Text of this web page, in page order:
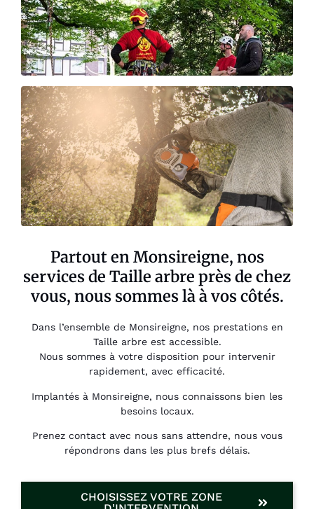
Partout en Monsireigne, nos
services de Taille arbre près de chez
vous, nous sommes là à vos côtés.
Dans l’ensemble de Monsireigne, nos prestations en
Taille arbre est accessible.
Nous sommes à votre disposition pour intervenir
rapidement, avec efficacité.
Implantés à Monsireigne, nous connaissons bien les
besoins locaux.
Prenez contact avec nous sans attendre, nous vous
répondrons dans les plus brefs délais.
CHOISISSEZ VOTRE ZONE